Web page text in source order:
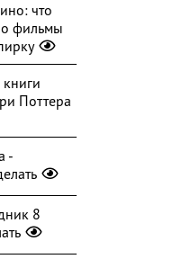
что
фильмы
Поттера
-
8